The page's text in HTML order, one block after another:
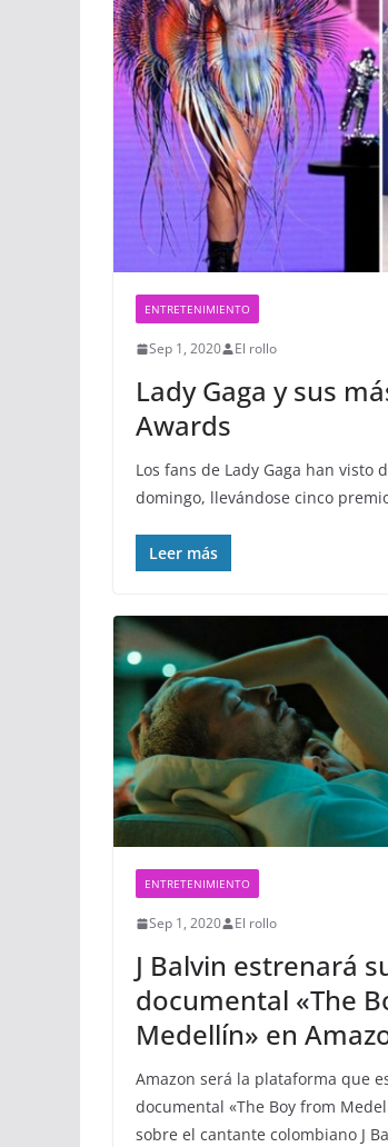
ENTRETENIMIENTO
Sep 1, 2020 El rollo
Lady Gaga y sus
Awards
Los fans de Lady Gaga han visto
domingo, llevándose cinco
Leer más
ENTRETENIMIENTO
Sep 1, 2020 El rollo
J Balvin estrenará
documental «The
Medellín» en
Amazon será la plataforma que
documental «The Boy from
sobre el cantante colombiano J